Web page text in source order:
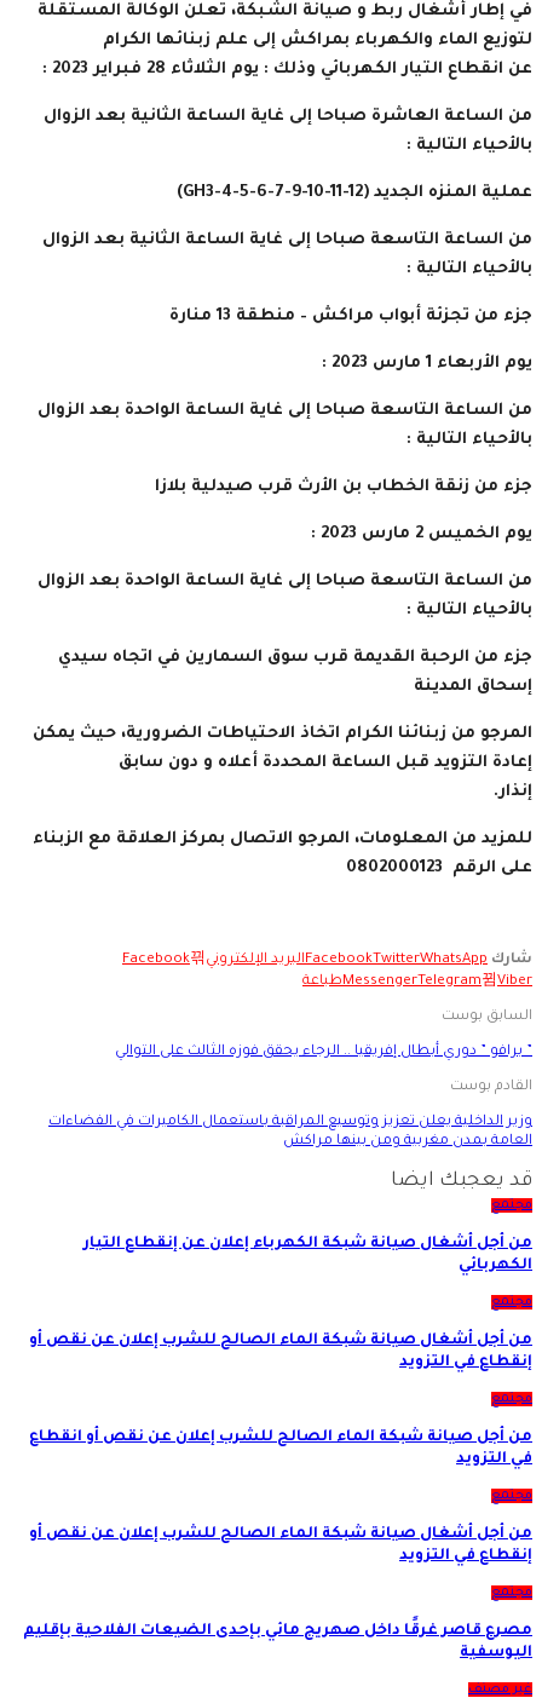
في إطار أشغال ربط و صيانة الشبكة، تعلن الوكالة المستقلة
لتوزيع الماء والكهرباء بمراكش إلى علم زبنائها الكرام
عن انقطاع التيار الكهربائي وذلك : يوم الثلاثاء 28 فبراير 2023 :
من الساعة العاشرة صباحا إلى غاية الساعة الثانية بعد الزوال
بالأحياء التالية :
عملية المنزه الجديد (GH3-4-5-6-7-9-10-11-12)
من الساعة التاسعة صباحا إلى غاية الساعة الثانية بعد الزوال
بالأحياء التالية :
جزء من تجزئة أبواب مراكش – منطقة 13 منارة
يوم الأربعاء 1 مارس 2023 :
من الساعة التاسعة صباحا إلى غاية الساعة الواحدة بعد الزوال
بالأحياء التالية :
جزء من زنقة الخطاب بن الأرث قرب صيدلية بلازا
يوم الخميس 2 مارس 2023 :
من الساعة التاسعة صباحا إلى غاية الساعة الواحدة بعد الزوال
بالأحياء التالية :
جزء من الرحبة القديمة قرب سوق السمارين في اتجاه سيدي
إسحاق المدينة
المرجو من زبنائنا الكرام اتخاذ الاحتياطات الضرورية، حيث يمكن
إعادة التزويد قبل الساعة المحددة أعلاه و دون سابق
إنذار.
للمزيد من المعلومات، المرجو الاتصال بمركز العلاقة مع الزبناء
على الرقم 0802000123
شارك FacebookTwitterWhatsApp البريد الإلكتروني
Facebook
MessengerTelegram Viber طباعة
السابق بوست
” برافو ” دوري أبطال إفريقيا .. الرجاء يحقق فوزه الثالث على التوالي
القادم بوست
وزير الداخلية يعلن تعزيز وتوسيع المراقبة باستعمال الكاميرات في الفضاءات
العامة بمدن مغربية ومن بينها مراكش
قد يعجبك ايضا
مجتمع
من أجل أشغال صيانة شبكة الكهرباء إعلان عن إنقطاع التيار
الكهربائي
مجتمع
من أجل أشغال صيانة شبكة الماء الصالح للشرب إعلان عن نقص أو
إنقطاع في التزويد
مجتمع
من أجل صيانة شبكة الماء الصالح للشرب إعلان عن نقص أو انقطاع
في التزويد
مجتمع
من أجل أشغال صيانة شبكة الماء الصالح للشرب إعلان عن نقص أو
إنقطاع في التزويد
مجتمع
مصرع قاصر غرقًا داخل صهريج مائي بإحدى الضيعات الفلاحية بإقليم
اليوسفية
غير مصنف